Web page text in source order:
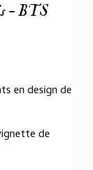
– BTS
en design de
de